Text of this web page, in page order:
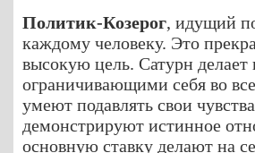
Политик-Козерог, идущий
каждому человеку. Это
высокую цель. Сатурн делает
ограничивающими себя во
умеют подавлять свои
демонстрируют истинное
основную ставку делают на